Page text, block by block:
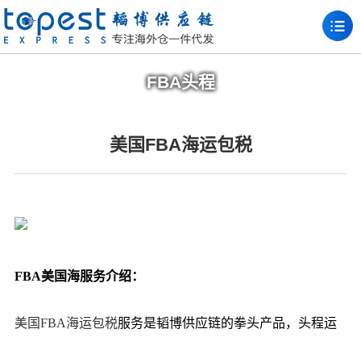
FBA头程
美国FBA海运包税
FBA美国海服务介绍：
美国FBA海运包税服务是韬博供应链的拳头产品，头程运